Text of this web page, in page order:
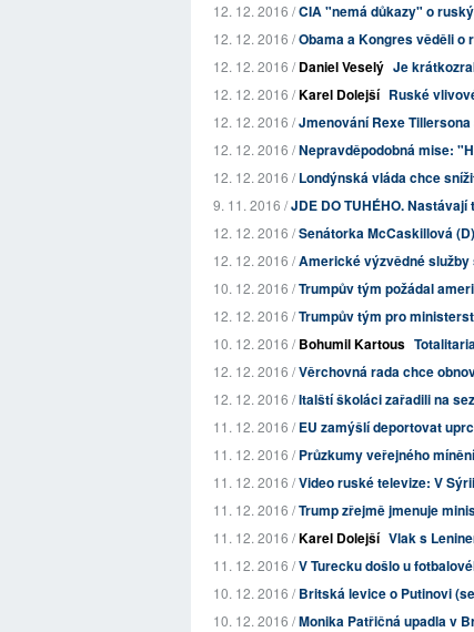
12. 12. 2016 /CIA "nemá důkazy" o
12. 12. 2016 /Obama a Kongres věděli o
12. 12. 2016 /Daniel Veselý Je
12. 12. 2016 /Karel Dolejší Ruské
12. 12. 2016 /Jmenování Rexe
12. 12. 2016 /Nepravděpodobná mise:
12. 12. 2016 /Londýnská vláda chce
9. 11. 2016 /JDE DO TUHÉHO.
12. 12. 2016 /Senátorka McCaskillová
12. 12. 2016 /Americké výzvědné služby
10. 12. 2016 /Trumpův tým požádal
12. 12. 2016 /Trumpův tým pro
10. 12. 2016 /Bohumil Kartous
12. 12. 2016 /Věrchovná rada chce
12. 12. 2016 /Italští školáci zařadili na
11. 12. 2016 /EU zamýšlí deportovat
11. 12. 2016 /Průzkumy veřejného
11. 12. 2016 /Video ruské televize: V
11. 12. 2016 /Trump zřejmě jmenuje
11. 12. 2016 /Karel Dolejší Vlak s
11. 12. 2016 /V Turecku došlo u
10. 12. 2016 /Britská levice o Putinovi
10. 12. 2016 /Monika Patřičná upadla v